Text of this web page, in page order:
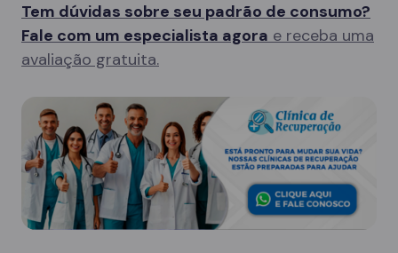
Tem dúvidas sobre seu padrão de consumo?
Fale com um especialista agora e receba uma
avaliação gratuita.